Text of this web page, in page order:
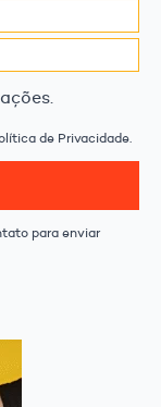
de Privacidade.
para enviar